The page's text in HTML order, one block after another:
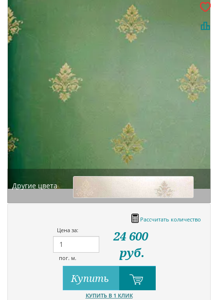
Другие цвета
Рассчитать количество
Цена за:
пог. м.
24 600
руб.
Купить
КУПИТЬ В 1 КЛИК